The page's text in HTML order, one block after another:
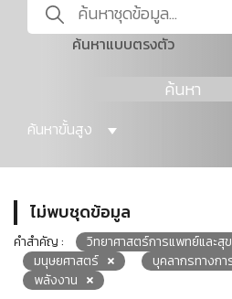
ค้นหาแบบตรงตัว
ค้นหา
ค้นหาขั้นสูง
ไม่พบชุดข้อมูล
คำสำคัญ : วิทยาศาสตร์การแพทย์และสุ
มนุษยศาสตร์
บุคลากรทางก
พลังงาน